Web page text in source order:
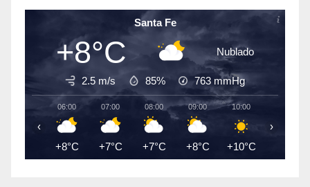
Santa Fe
+8°C Nublado
2.5 m/s 85% 763 mmHg
06:00
+8°C
07:00
+7°C
08:00
+7°C
09:00
+8°C
10:00
+10°C
‹ ›